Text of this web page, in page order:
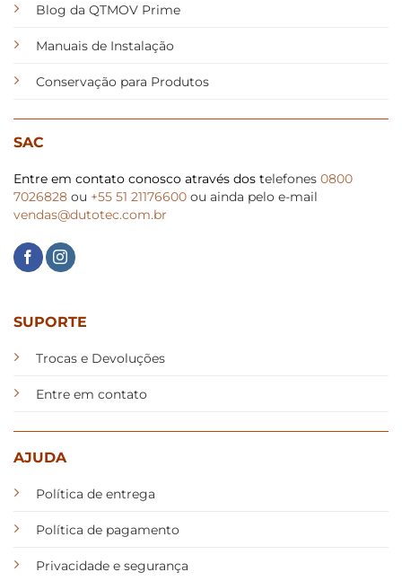
Blog da QTMOV Prime
Manuais de Instalação
Conservação para Produtos
SAC
Entre em contato conosco através dos telefones 0800
7026828 ou +55 51 21176600 ou ainda pelo e-mail
vendas@dutotec.com.br
SUPORTE
Trocas e Devoluções
Entre em contato
AJUDA
Política de entrega
Política de pagamento
Privacidade e segurança